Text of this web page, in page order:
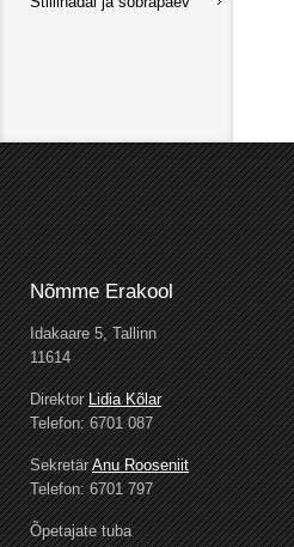
Nõmme Erakool
Idakaare 5, Tallinn
11614
DirektorLidia Kõlar
Telefon: 6701 087
SekretärAnu Rooseniit
Telefon: 6701 797
Õpetajate tuba